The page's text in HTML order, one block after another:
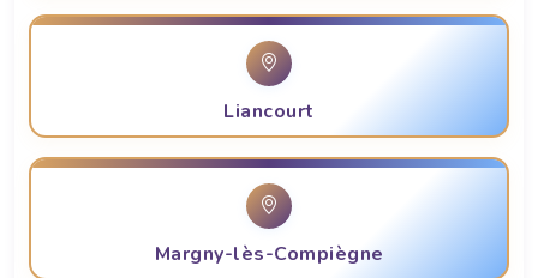
Liancourt
Margny-lès-Compiègne